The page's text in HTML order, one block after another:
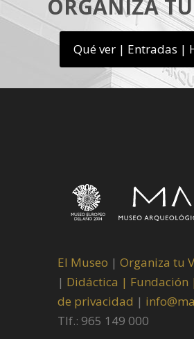
ORGANIZA
Qué ver | Entradas |
El Museo | Organiza tu
| Didáctica | Fundación |
de privacidad |
Tlf.: 965 149 000